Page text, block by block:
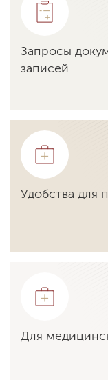
Запросы
записей
Удобства для
Для